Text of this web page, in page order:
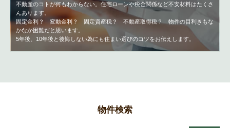
不動産のコトが何もわからない。住宅ローンや税金関係など不安材料はたくさ
んあります。
固定金利？ 変動金利？ 固定資産税？ 不動産取得税？ 物件の目利きもな
かなか困難だと思います。
5年後、10年後と後悔しない為にも住まい選びのコツをお伝えします。
物件検索